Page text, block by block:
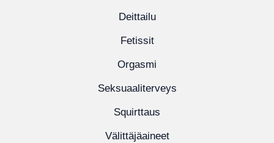
Deittailu
Fetissit
Orgasmi
Seksuaaliterveys
Squirttaus
Välittäjäaineet